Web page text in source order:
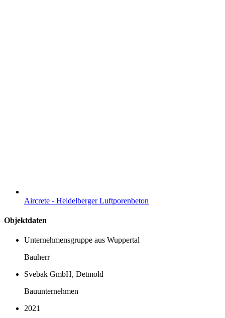
Aircrete - Heidelberger Luftporenbeton
Objektdaten
Unternehmensgruppe aus Wuppertal
Bauherr
Svebak GmbH, Detmold
Bauunternehmen
2021